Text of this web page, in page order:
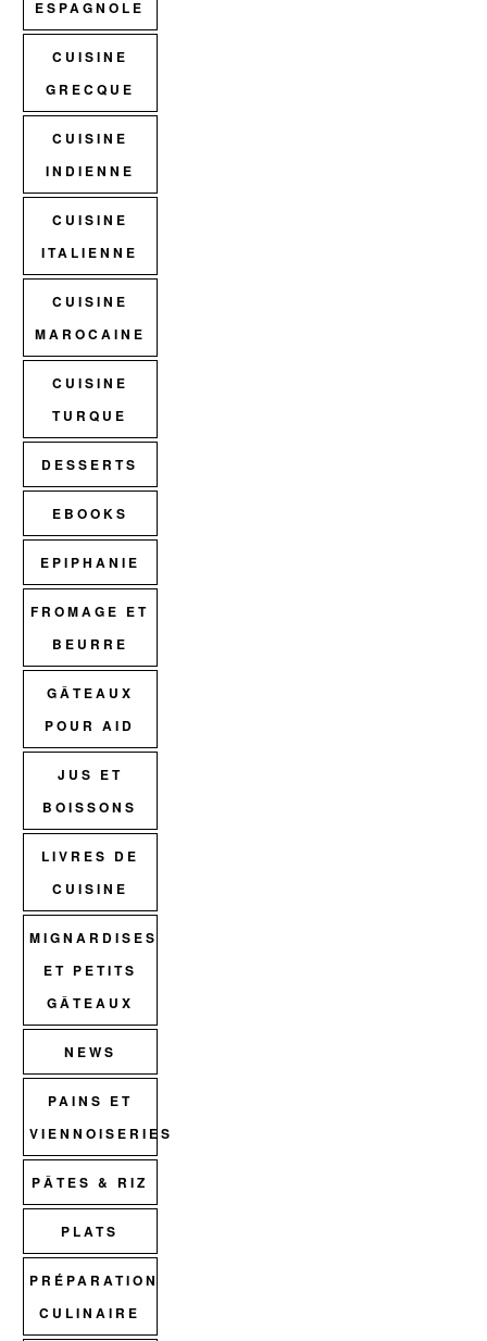
ESPAGNOLE
CUISINE
GRECQUE
CUISINE
INDIENNE
CUISINE
ITALIENNE
CUISINE
MAROCAINE
CUISINE
TURQUE
DESSERTS
EBOOKS
EPIPHANIE
FROMAGE ET
BEURRE
GÂTEAUX
POUR AID
JUS ET
BOISSONS
LIVRES DE
CUISINE
MIGNARDISES
ET PETITS
GÂTEAUX
NEWS
PAINS ET
VIENNOISERIES
PÂTES & RIZ
PLATS
PRÉPARATION
CULINAIRE